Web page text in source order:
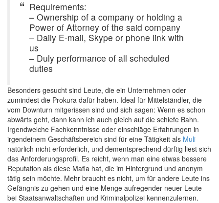
Requirements:
– Ownership of a company or holding a
Power of Attorney of the said company
– Daily E-mail, Skype or phone link with
us
– Duly performance of all scheduled
duties
Besonders gesucht sind Leute, die ein Unternehmen oder
zumindest die Prokura dafür haben. Ideal für Mittelständler, die
vom Downturn mitgerissen sind und sich sagen: Wenn es schon
abwärts geht, dann kann ich auch gleich auf die schiefe Bahn.
Irgendwelche Fachkenntnisse oder einschläge Erfahrungen in
irgendeinem Geschäftsbereich sind für eine Tätigkeit als Muli
natürlich nicht erforderlich, und dementsprechend dürftig liest sich
das Anforderungsprofil. Es reicht, wenn man eine etwas bessere
Reputation als diese Mafia hat, die im Hintergrund und anonym
tätig sein möchte. Mehr braucht es nicht, um für andere Leute ins
Gefängnis zu gehen und eine Menge aufregender neuer Leute
bei Staatsanwaltschaften und Kriminalpolizei kennenzulernen.